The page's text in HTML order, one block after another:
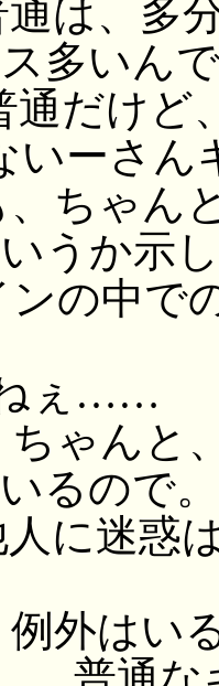
は、多
多いん
通だけど
いーさん
ちゃん
うか示
の中で
ぇ……
ゃんと
るので。
に迷惑
例外は